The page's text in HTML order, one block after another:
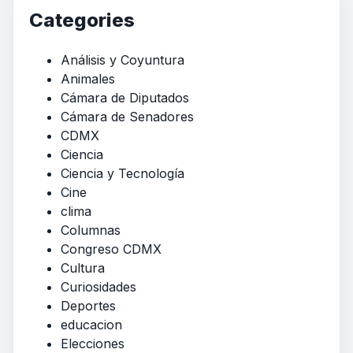
Categories
Análisis y Coyuntura
Animales
Cámara de Diputados
Cámara de Senadores
CDMX
Ciencia
Ciencia y Tecnología
Cine
clima
Columnas
Congreso CDMX
Cultura
Curiosidades
Deportes
educacion
Elecciones